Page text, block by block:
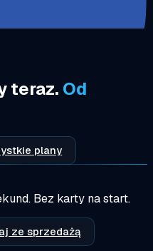
teraz. Od
plany
Bez karty na start.
ze sprzedażą